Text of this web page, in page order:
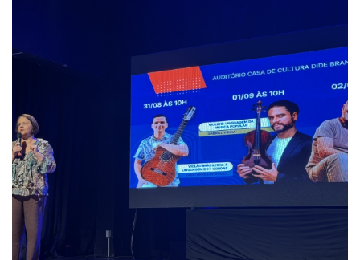
Forma de atendimento aos candidatos:
- Atendimento padrão: cada candidato recebe até três
- Atendimento a pessoas em situação de rua: o atendimento inclui até
cinco encaminhamentos.
Processo de atendimento*:
- No atendimento, ocorre uma triagem do perfil do candidato, com
coleta de informações sobre vagas que o candidato busca, experiências
anteriores de trabalho, disponibilidade de horário, preferência de bairro
para trabalho e pretensão salarial;
- Com base nessas informações, são feitos os encaminhamentos para as
vagas mais adequadas ao perfil do candidato.
Forma de atendimento às empresas: